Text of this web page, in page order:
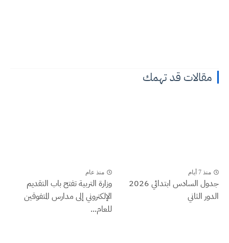
مقالات قد تهمك
منذ 7 أيام
جدول السادس ابتدائي 2026
الدور الثاني
منذ عام
وزارة التربية تفتح باب التقديم
الإلكتروني إلى مدارس المتفوقين
للعام...